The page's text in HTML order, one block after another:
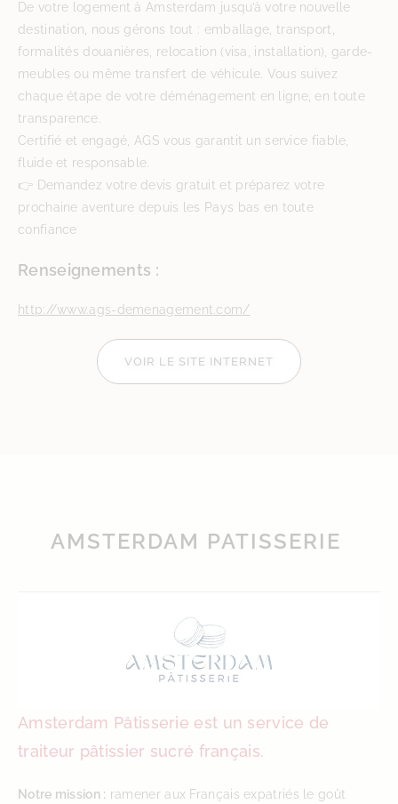
De votre logement à Amsterdam jusqu’à votre nouvelle
destination, nous gérons tout : emballage, transport,
formalités douanières, relocation (visa, installation), garde-
meubles ou même transfert de véhicule. Vous suivez
chaque étape de votre déménagement en ligne, en toute
transparence.
Certifié et engagé, AGS vous garantit un service fiable,
fluide et responsable.
👉 Demandez votre devis gratuit et préparez votre
prochaine aventure depuis les Pays bas en toute
confiance
Renseignements :
http://www.ags-demenagement.com/
VOIR LE SITE INTERNET
AMSTERDAM PATISSERIE
Amsterdam Pâtisserie est un service de
traiteur pâtissier sucré français.
Notre mission : ramener aux Français expatriés le goût